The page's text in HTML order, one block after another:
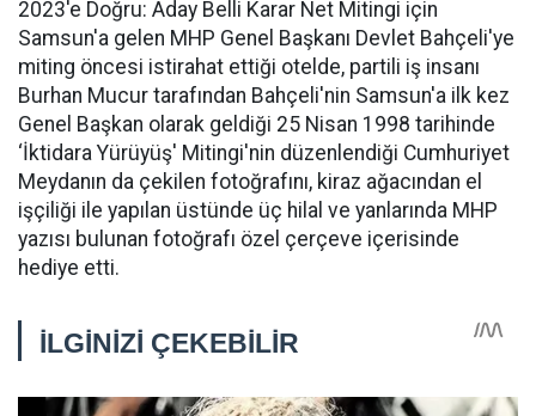
2023'e Doğru: Aday Belli Karar Net Mitingi için
Samsun'a gelen MHP Genel Başkanı Devlet Bahçeli'ye
miting öncesi istirahat ettiği otelde, partili iş insanı
Burhan Mucur tarafından Bahçeli'nin Samsun'a ilk kez
Genel Başkan olarak geldiği 25 Nisan 1998 tarihinde
‘İktidara Yürüyüş' Mitingi'nin düzenlendiği Cumhuriyet
Meydanın da çekilen fotoğrafını, kiraz ağacından el
işçiliği ile yapılan üstünde üç hilal ve yanlarında MHP
yazısı bulunan fotoğrafı özel çerçeve içerisinde
hediye etti.